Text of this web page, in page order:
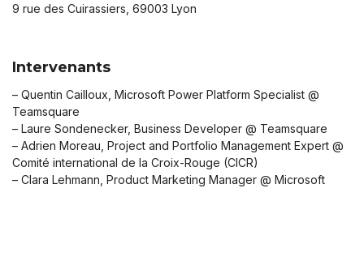
9 rue des Cuirassiers, 69003 Lyon
Intervenants
– Quentin Cailloux, Microsoft Power Platform Specialist @
Teamsquare
– Laure Sondenecker, Business Developer @ Teamsquare
– Adrien Moreau, Project and Portfolio Management Expert @
Comité international de la Croix-Rouge (CICR)
– Clara Lehmann, Product Marketing Manager @ Microsoft